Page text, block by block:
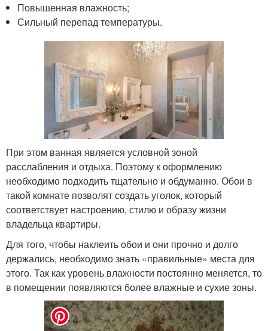
Повышенная влажность;
Сильный перепад температуры.
При этом ванная является условной зоной
расслабления и отдыха. Поэтому к оформлению
необходимо подходить тщательно и обдуманно. Обои в
такой комнате позволят создать уголок, который
соответствует настроению, стилю и образу жизни
владельца квартиры.
Для того, чтобы наклеить обои и они прочно и долго
держались, необходимо знать «правильные» места для
этого. Так как уровень влажности постоянно меняется, то
в помещении появляются более влажные и сухие зоны.